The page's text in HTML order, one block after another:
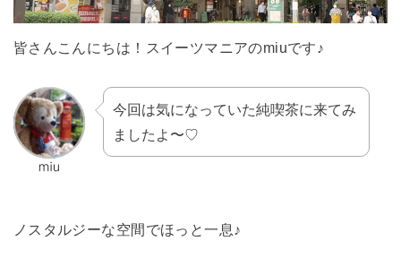
皆さんこんにちは！スイーツマニアのmiuです♪
今回は気になっていた純喫茶に来てみ
ましたよ〜♡
ノスタルジーな空間でほっと一息♪